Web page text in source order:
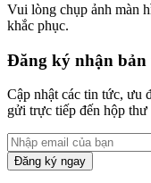
Vui lòng chụp ảnh màn
khắc phục.
Đăng ký nhận bản
Cập nhật các tin tức, ưu
gửi trực tiếp đến hộp thư
Đăng ký ngay